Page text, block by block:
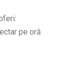
pe oră